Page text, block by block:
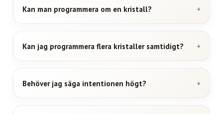
Kan man programmera om en kristall?
Kan jag programmera flera kristaller samtidigt?
Behöver jag säga intentionen högt?